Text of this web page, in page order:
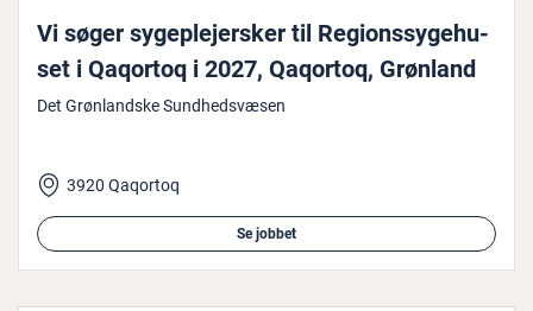
Vi søger sy­geple­jer­sker til Re­gions­sy­ge­hu­
set i Qaqortoq i 2027, Qaqortoq, Grønland
Det Grønlandske Sundhedsvæsen
3920 Qaqortoq
Se jobbet